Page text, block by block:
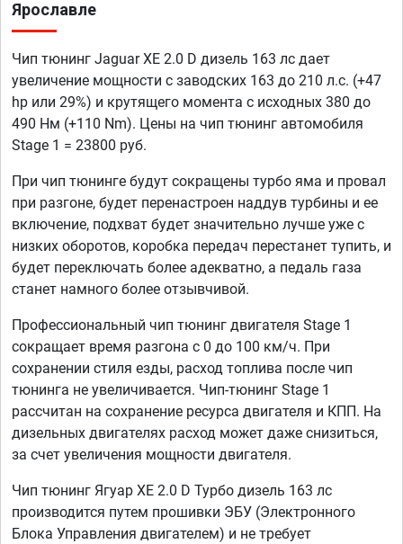
Ярославле
Чип тюнинг Jaguar XE 2.0 D дизель 163 лс дает
увеличение мощности с заводских 163 до 210 л.с. (+47
hp или 29%) и крутящего момента с исходных 380 до
490 Нм (+110 Nm). Цены на чип тюнинг автомобиля
Stage 1 = 23800 руб.
При чип тюнинге будут сокращены турбо яма и провал
при разгоне, будет перенастроен наддув турбины и ее
включение, подхват будет значительно лучше уже с
низких оборотов, коробка передач перестанет тупить, и
будет переключать более адекватно, а педаль газа
станет намного более отзывчивой.
Профессиональный чип тюнинг двигателя Stage 1
сокращает время разгона с 0 до 100 км/ч. При
сохранении стиля езды, расход топлива после чип
тюнинга не увеличивается. Чип-тюнинг Stage 1
рассчитан на сохранение ресурса двигателя и КПП. На
дизельных двигателях расход может даже снизиться,
за счет увеличения мощности двигателя.
Чип тюнинг Ягуар ХЕ 2.0 D Турбо дизель 163 лс
производится путем прошивки ЭБУ (Электронного
Блока Управления двигателем) и не требует